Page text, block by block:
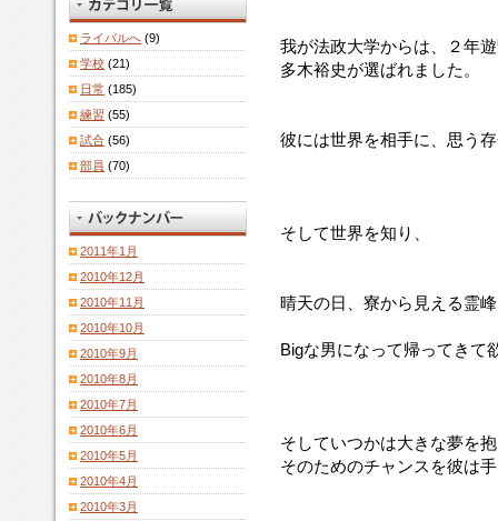
我が法政大学からは、２年
多木裕史が選ばれました。
彼には世界を相手に、思う
そして世界を知り、
晴天の日、寮から見える霊
Bigな男になって帰ってきて
そしていつかは大きな夢を
そのためのチャンスを彼は
ライバルへ (9)
学校 (21)
日常 (185)
練習 (55)
試合 (56)
部員 (70)
2011年1月
2010年12月
2010年11月
2010年10月
2010年9月
2010年8月
2010年7月
2010年6月
2010年5月
2010年4月
2010年3月